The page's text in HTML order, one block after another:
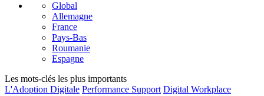
Global
Allemagne
France
Pays-Bas
Roumanie
Espagne
Les mots-clés les plus importants
L'Adoption Digitale Performance Support Digital Workplace